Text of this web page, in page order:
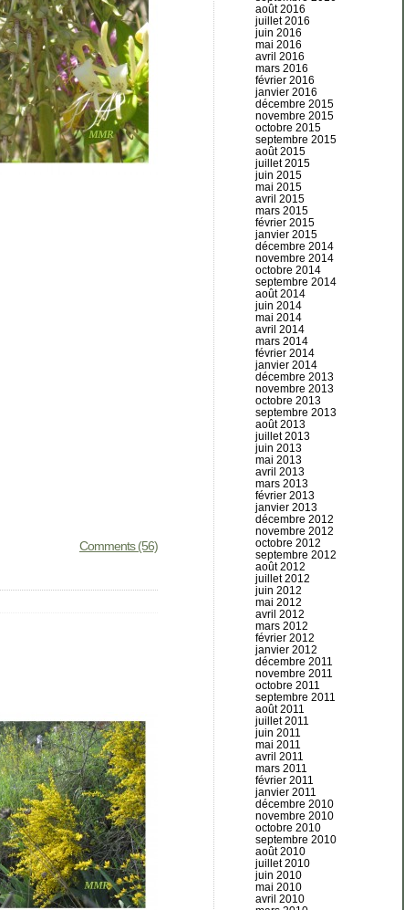
Comments (56)
août 2016
juillet 2016
juin 2016
mai 2016
avril 2016
mars 2016
février 2016
janvier 2016
décembre 2015
novembre 2015
octobre 2015
septembre 2015
août 2015
juillet 2015
juin 2015
mai 2015
avril 2015
mars 2015
février 2015
janvier 2015
décembre 2014
novembre 2014
octobre 2014
septembre 2014
août 2014
juin 2014
mai 2014
avril 2014
mars 2014
février 2014
janvier 2014
décembre 2013
novembre 2013
octobre 2013
septembre 2013
août 2013
juillet 2013
juin 2013
mai 2013
avril 2013
mars 2013
février 2013
janvier 2013
décembre 2012
novembre 2012
octobre 2012
septembre 2012
août 2012
juillet 2012
juin 2012
mai 2012
avril 2012
mars 2012
février 2012
janvier 2012
décembre 2011
novembre 2011
octobre 2011
septembre 2011
août 2011
juillet 2011
juin 2011
mai 2011
avril 2011
mars 2011
février 2011
janvier 2011
décembre 2010
novembre 2010
octobre 2010
septembre 2010
août 2010
juillet 2010
juin 2010
mai 2010
avril 2010